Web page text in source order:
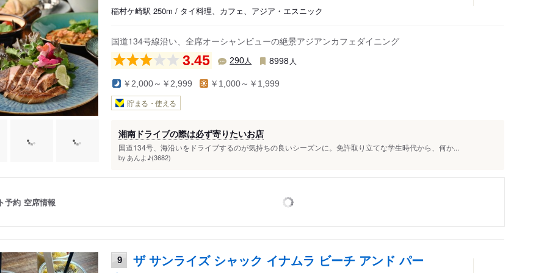
稲村ケ崎駅 250m / タイ料理、カフェ、アジア・エスニック
国道134号線沿い、全席オーシャンビューの絶景アジアンカフェダイニング
3.45 290人 8998 人
￥2,000～￥2,999 ￥1,000～￥1,999
貯まる・使える
湘南ドライブの際は必ず寄りたいお店
国道134号、海沿いをドライブするのが気持ちの良いシーズンに。免許取り立てな学生時代から、何か...
by あんよ♪(3682)
予約 空席情報
9
ザ サンライズ シャック イナムラ ビーチ アンド パー